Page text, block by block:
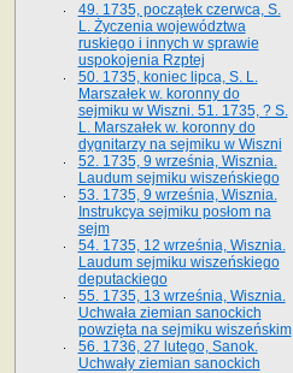
49. 1735, początek czerwca, S.
L. Życzenia województwa
ruskiego i innych w sprawie
uspokojenia Rzptej
50. 1735, koniec lipca, S. L.
Marszałek w. koronny do
sejmiku w Wiszni. 51. 1735, ? S.
L. Marszałek w. koronny do
dygnitarzy na sejmiku w Wiszni
52. 1735, 9 września, Wisznia.
Laudum sejmiku wiszeńskiego
53. 1735, 9 września, Wisznia.
Instrukcya sejmiku posłom na
sejm
54. 1735, 12 września, Wisznia.
Laudum sejmiku wiszeńskiego
deputackiego
55. 1735, 13 września, Wisznia.
Uchwała ziemian sanockich
powzięta na sejmiku wiszeńskim
56. 1736, 27 lutego, Sanok.
Uchwały ziemian sanockich